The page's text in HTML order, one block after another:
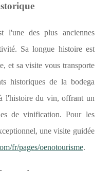
l'une des plus anciennes
Sa longue histoire est
et sa visite vous transporte
historiques de la bodega
l'histoire du vin, offrant un
de vinification. Pour les
une visite guidée
fr/pages/oenotourisme.